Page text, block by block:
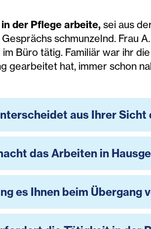
der Pflege arbeite, sei aus
schmunzelnd. Frau
im Büro tätig. Familiär war ihr
gearbeitet hat, immer schon
aus Ihrer
das Arbeiten in
es Ihnen beim Übergang